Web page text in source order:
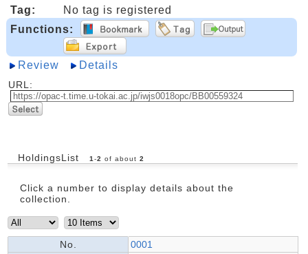
Tag:
No tag is registered
Functions:
Review Details
URL:
HoldingsList 1 -2 of about 2
Click a number to display details about the
collection.
No.
0001